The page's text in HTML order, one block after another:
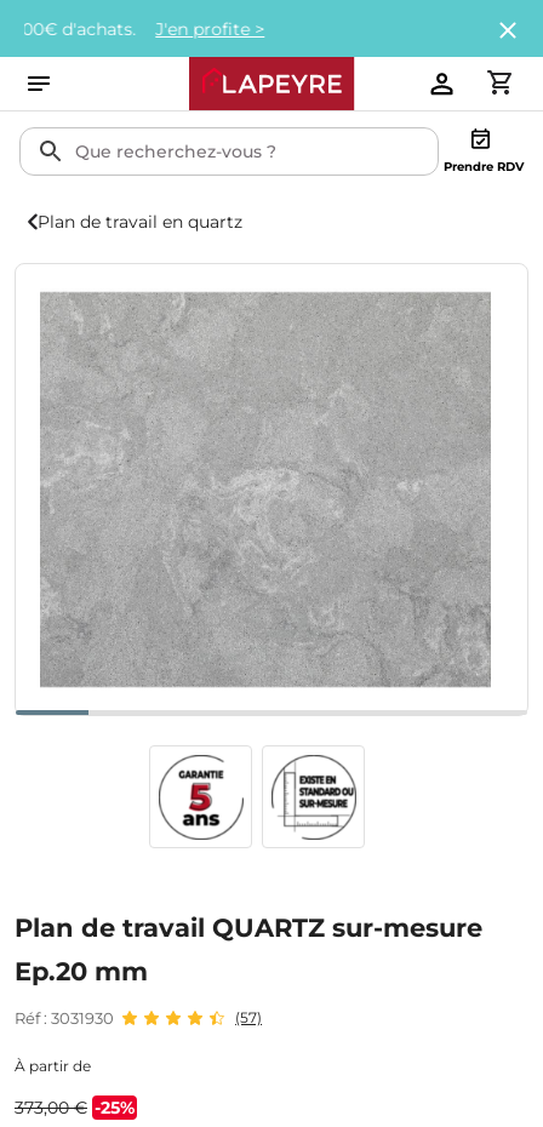
J'en profite >
Prendre RDV
Plan de travail en quartz
Plan de travail QUARTZ sur-mesure
Ep.20 mm
Réf : 3031930 (57)
À partir de
373,00 € -25%